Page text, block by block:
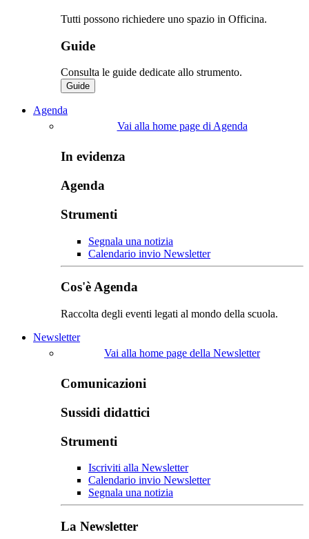
Tutti possono richiedere uno spazio in Officina.
Guide
Consulta le guide dedicate allo strumento.
Guide
Agenda
Vai alla home page di Agenda
In evidenza
Agenda
Strumenti
Segnala una notizia
Calendario invio Newsletter
Cos'è Agenda
Raccolta degli eventi legati al mondo della scuola.
Newsletter
Vai alla home page della Newsletter
Comunicazioni
Sussidi didattici
Strumenti
Iscriviti alla Newsletter
Calendario invio Newsletter
Segnala una notizia
La Newsletter